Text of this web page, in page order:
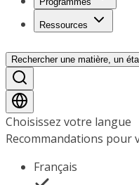
Ressources
Rechercher une matière, un
Choisissez votre langue
Recommandations pour
Français